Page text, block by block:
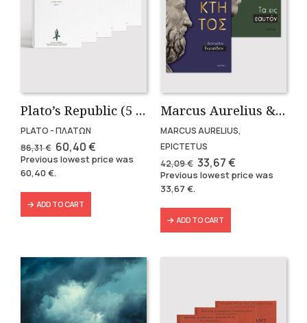
Plato’s Republic (5 volumes)
PLATO - ΠΛΑΤΩΝ
86,31€ Original
price
was:
86,31 €.
60,40€Current
price
is:
Previous lowest price was
60,40€.
ADD TO CART
Marcus Aurelius & Epictetus (Compact works in Greek)
MARCUS AURELIUS,
EPICTETUS
42,09€ Original
price
was:
33,67€Current
price
is:
Previous lowest price was
33,67 €.
ADD TO CART